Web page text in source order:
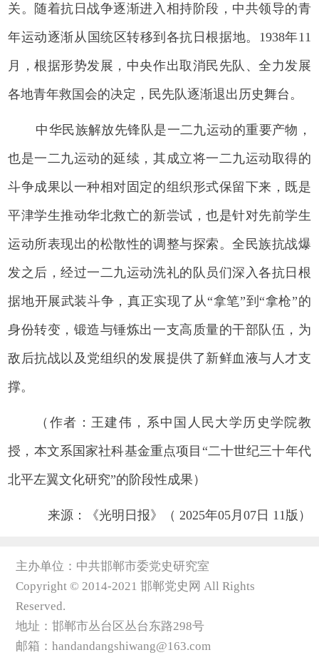
关。随着抗日战争逐渐进入相持阶段，中共领导的青
年运动逐渐从国统区转移到各抗日根据地。1938年11
月，根据形势发展，中央作出取消民先队、全力发展
各地青年救国会的决定，民先队逐渐退出历史舞台。
中华民族解放先锋队是一二九运动的重要产物，
也是一二九运动的延续，其成立将一二九运动取得的
斗争成果以一种相对固定的组织形式保留下来，既是
平津学生推动华北救亡的新尝试，也是针对先前学生
运动所表现出的松散性的调整与探索。全民族抗战爆
发之后，经过一二九运动洗礼的队员们深入各抗日根
据地开展武装斗争，真正实现了从“拿笔”到“拿枪”的
身份转变，锻造与锤炼出一支高质量的干部队伍，为
敌后抗战以及党组织的发展提供了新鲜血液与人才支
撑。
（作者：王建伟，系中国人民大学历史学院教
授，本文系国家社科基金重点项目“二十世纪三十年代
北平左翼文化研究”的阶段性成果）
来源：《光明日报》（ 2025年05月07日 11版）
主办单位：中共邯郸市委党史研究室
Copyright © 2014-2021 邯郸党史网 All Rights
Reserved.
地址：邯郸市丛台区丛台东路298号
邮箱：handandangshiwang@163.com